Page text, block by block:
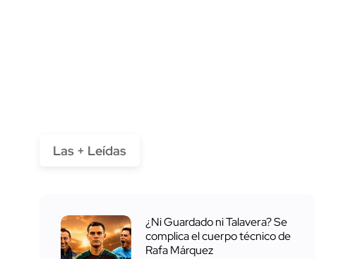
Las + Leídas
¿Ni Guardado ni Talavera? Se
complica el cuerpo técnico de
Rafa Márquez